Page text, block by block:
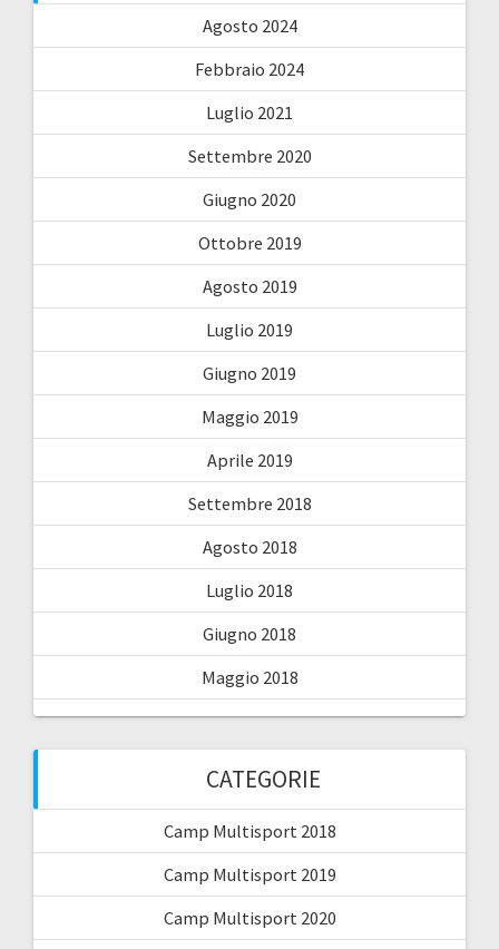
Agosto 2024
Febbraio 2024
Luglio 2021
Settembre 2020
Giugno 2020
Ottobre 2019
Agosto 2019
Luglio 2019
Giugno 2019
Maggio 2019
Aprile 2019
Settembre 2018
Agosto 2018
Luglio 2018
Giugno 2018
Maggio 2018
CATEGORIE
Camp Multisport 2018
Camp Multisport 2019
Camp Multisport 2020